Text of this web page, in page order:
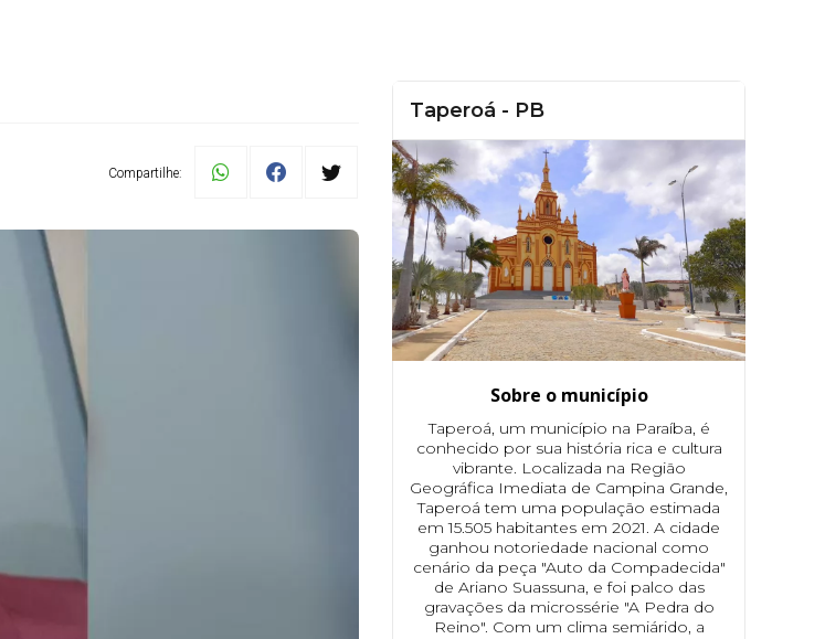
Compartilhe:
Taperoá - PB
Sobre o município
Taperoá, um município na Paraíba, é
conhecido por sua história rica e cultura
vibrante. Localizada na Região
Geográfica Imediata de Campina Grande,
Taperoá tem uma população estimada
em 15.505 habitantes em 2021. A cidade
ganhou notoriedade nacional como
cenário da peça "Auto da Compadecida"
de Ariano Suassuna, e foi palco das
gravações da microssérie "A Pedra do
Reino". Com um clima semiárido, a